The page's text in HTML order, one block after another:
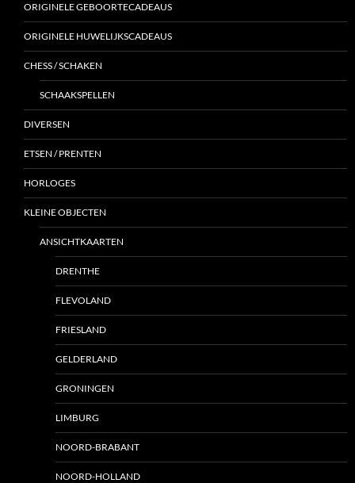
ORIGINELE GEBOORTECADEAUS
ORIGINELE HUWELIJKSCADEAUS
CHESS / SCHAKEN
SCHAAKSPELLEN
DIVERSEN
ETSEN / PRENTEN
HORLOGES
KLEINE OBJECTEN
ANSICHTKAARTEN
DRENTHE
FLEVOLAND
FRIESLAND
GELDERLAND
GRONINGEN
LIMBURG
NOORD-BRABANT
NOORD-HOLLAND